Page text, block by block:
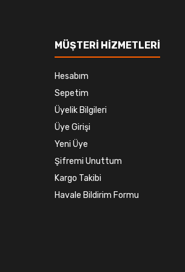
MÜŞTERİ HİZMETLERİ
Hesabım
Sepetim
Üyelik Bilgileri
Üye Girişi
Yeni Üye
Şifremi Unuttum
Kargo Takibi
Havale Bildirim Formu